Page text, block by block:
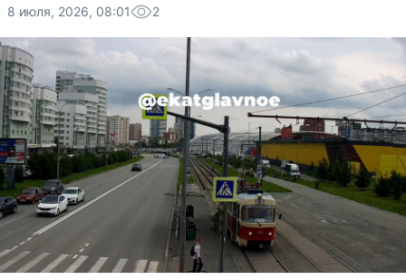
8 июля, 2026, 08:01 2